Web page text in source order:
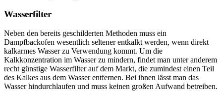
Wasserfilter
Neben den bereits geschilderten Methoden muss ein
Dampfbackofen wesentlich seltener entkalkt werden, wenn direkt
kalkarmes Wasser zu Verwendung kommt. Um die
Kalkkonzentration im Wasser zu mindern, findet man unter anderem
recht günstige Wasserfilter auf dem Markt, die zumindest einen Teil
des Kalkes aus dem Wasser entfernen. Bei ihnen lässt man das
Wasser hindurchlaufen und muss keinen großen Aufwand betreiben.